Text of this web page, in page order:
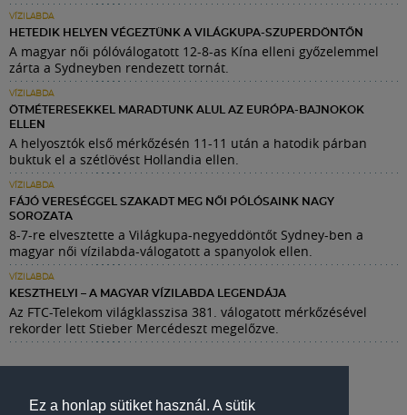
Ez a honlap sütiket használ. A sütik
VÍZILABDA
HETEDIK HELYEN VÉGEZTÜNK A VILÁGKUPA-SZUPERDÖNTŐN
A magyar női pólóválogatott 12-8-as Kína elleni győzelemmel
zárta a Sydneyben rendezett tornát.
VÍZILABDA
ÖTMÉTERESEKKEL MARADTUNK ALUL AZ EURÓPA-BAJNOKOK
ELLEN
A helyosztók első mérkőzésén 11-11 után a hatodik párban
buktuk el a szétlövést Hollandia ellen.
VÍZILABDA
FÁJÓ VERESÉGGEL SZAKADT MEG NŐI PÓLÓSAINK NAGY
SOROZATA
8-7-re elvesztette a Világkupa-negyeddöntőt Sydney-ben a
magyar női vízilabda-válogatott a spanyolok ellen.
VÍZILABDA
KESZTHELYI – A MAGYAR VÍZILABDA LEGENDÁJA
Az FTC-Telekom világklasszisa 381. válogatott mérkőzésével
rekorder lett Stieber Mercédeszt megelőzve.